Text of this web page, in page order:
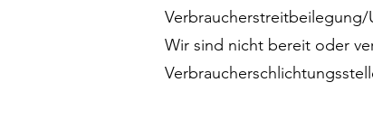
Verbraucherstreitbeilegung/
Wir sind nicht bereit oder